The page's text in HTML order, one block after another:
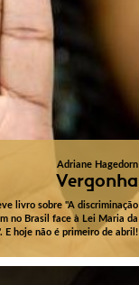
Adriane Hagedorn
Vergonha
livro sobre "A discriminação
no Brasil face à Lei Maria da
E hoje não é primeiro de abril!